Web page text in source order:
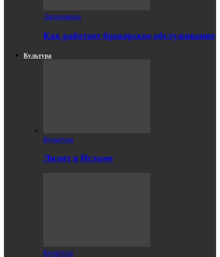
Экономика
Как работает брокерское обслуживание
Культура
Культура
Лилит в Исламе
Культура